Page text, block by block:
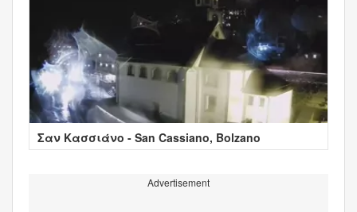
Σαν Κασσιάνο - San Cassiano, Bolzano
Advertisement